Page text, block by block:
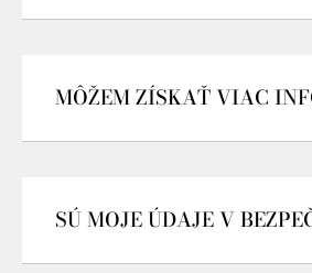
MÔŽEM ZÍSKAŤ VIAC
SÚ MOJE ÚDAJE V